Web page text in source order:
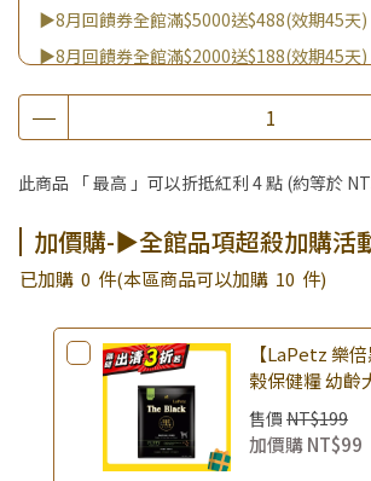
▶8月回饋券全館滿$5000送$488(效期45天)
▶8月回饋券全館滿$2000送$188(效期45天)
▶8月回饋券全館滿$8000送$888(效期45天)
▶全館不限消費金額｜享超值價$19起 加購
組！
▶王國加購活動 訂單享超值優惠價加購好物
▶夏祭好禮｜購買犬貓乾溼糧，滿額享好禮
此商品 「 最高 」可以折抵紅利 4點 (約等於
加價購-▶全館品項超殺加購活
已加購 0 件(本區商品可以加購 10 件)
【LaPetz 樂
榖保健糧 幼齡
｜(廠效期
狗飼料 幼犬飼
即期品
售價 NT$199
加價購NT$99